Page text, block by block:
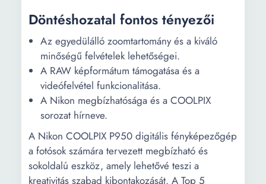
Döntéshozatal fontos tényezői
Az egyedülálló zoomtartomány és a kiváló
minőségű felvételek lehetőségei.
A RAW képformátum támogatása és a
videófelvétel funkcionalitása.
A Nikon megbízhatósága és a COOLPIX
sorozat hírneve.
A Nikon COOLPIX P950 digitális fényképezőgép
a fotósok számára tervezett megbízható és
sokoldalú eszköz, amely lehetővé teszi a
kreativitás szabad kibontakozását. A Top 5